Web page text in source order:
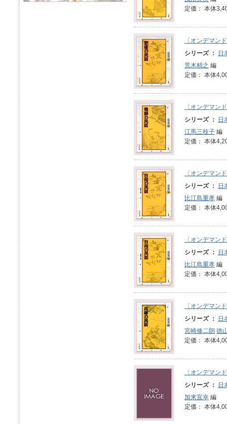
定価： 本体
〔オンデマン
シリーズ ：
日
荒木精之 編
定価： 本体
〔オンデマン
シリーズ ：
日
江馬三枝子 編
定価： 本体
〔オンデマン
シリーズ ：
日
比江島重孝 編
定価： 本体
〔オンデマン
シリーズ ：
日
比江島重孝 編
定価： 本体
〔オンデマン
シリーズ ：
日
宮崎修二朗 徳
定価： 本体
〔オンデマン
シリーズ ：
日
加来宣幸 編
定価： 本体